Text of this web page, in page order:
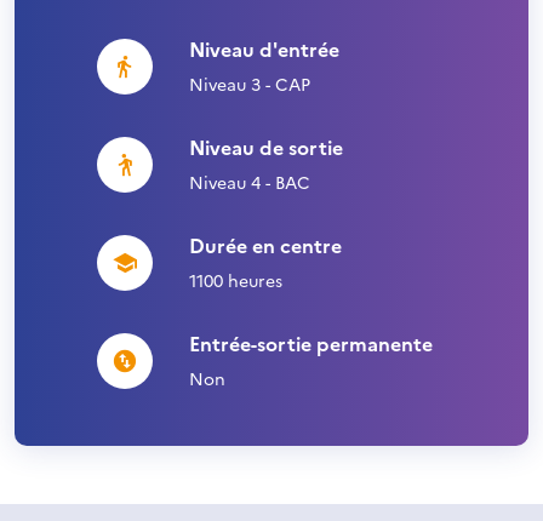
Niveau d'entrée
Niveau 3 - CAP
Niveau de sortie
Niveau 4 - BAC
Durée en centre
1100 heures
Entrée-sortie permanente
Non